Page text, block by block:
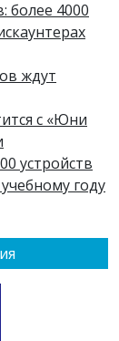
более 4000
ждут
с «Юни
устройств
году